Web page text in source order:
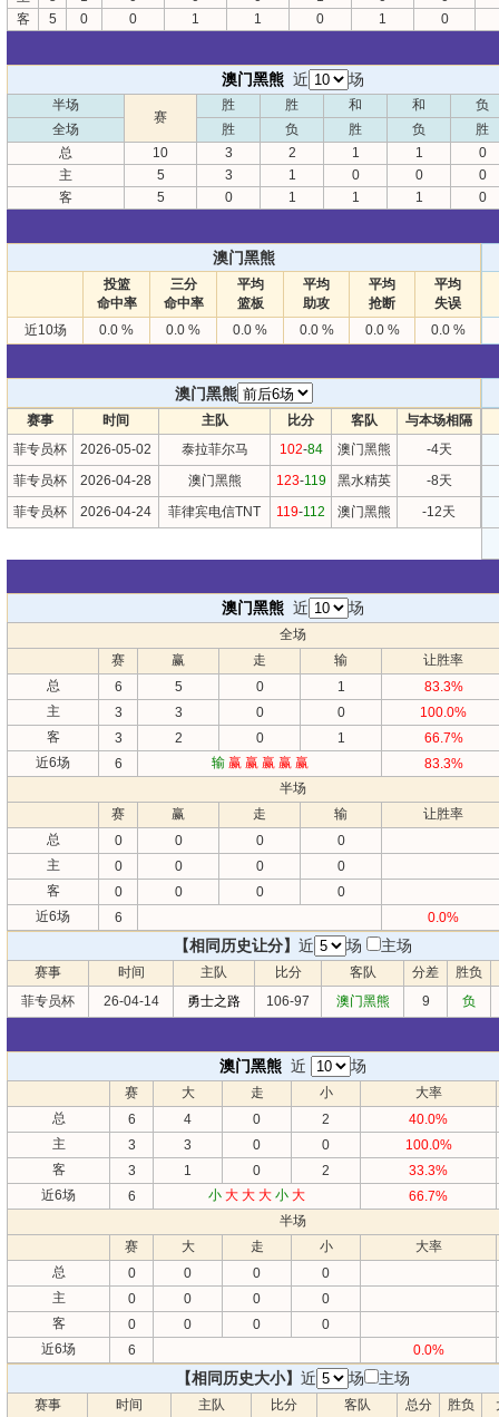
客
5 0 0 1 1 0 1 0
澳门黑熊 近 场
半场
赛
胜 胜 和 和
负
全场
胜 负 胜 负
胜
总
10 3 2 1 1
0
主
5 3 1 0 0
0
客
5 0 1 1 1 0
澳门黑熊
投篮
命中率
三分
命中率
平均
篮板
平均
助攻
平均
抢断
平均
失误
近10场
0.0 % 0.0 % 0.0 % 0.0 % 0.0 % 0.0 %
澳门黑熊
赛事 时间 主队 比分 客队
与本场相隔
菲专员杯
2026-05-02 泰拉菲尔马 102-84 澳门黑熊
-4天
菲专员杯
2026-04-28 澳门黑熊 123-119 黑水精英
-8天
菲专员杯
2026-04-24 菲律宾电信TNT 119-112 澳门黑熊 -12天
澳门黑熊 近 场
全场
赛
赢 走 输
让胜率
总
6 5 0 1
83.3%
主
3 3 0 0
100.0%
客
3 2 0 1
66.7%
近6场
6 输 赢 赢 赢 赢 赢
83.3%
半场
赛
赢 走 输
让胜率
总
0 0 0
0
主
0 0 0
0
客
0 0 0
0
近6场
6 0.0%
【相同历史让分】 近 场 主场
赛事 时间 主队 比分 客队 分差
胜负
菲专员杯
26-04-14 勇士之路 106-97 澳门黑熊 9 负
澳门黑熊 近 场
赛 大 走 小
大率
总
6 4 0 2
40.0%
主
3 3 0 0
100.0%
客
3 1 0 2
33.3%
近6场
6 小 大 大 大 小 大
66.7%
半场
赛
大 走 小
大率
总
0 0 0
0
主
0 0 0
0
客
0 0 0
0
近6场
6 0.0%
【相同历史大小】 近 场 主场
赛事 时间 主队 比分 客队 总分 胜负